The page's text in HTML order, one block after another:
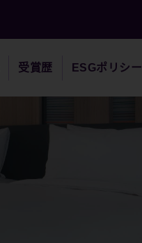
受賞歴 ESGポリシー